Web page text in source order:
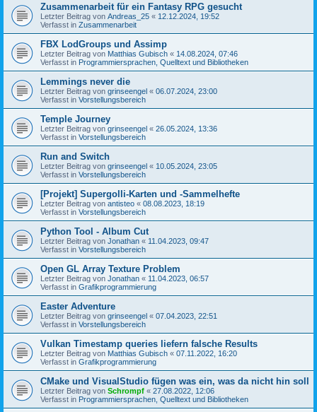
Zusammenarbeit für ein Fantasy RPG gesucht
Letzter Beitrag von Andreas_25 « 12.12.2024, 19:52
Verfasst in Zusammenarbeit
FBX LodGroups und Assimp
Letzter Beitrag von Matthias Gubisch « 14.08.2024, 07:46
Verfasst in Programmiersprachen, Quelltext und Bibliotheken
Lemmings never die
Letzter Beitrag von grinseengel « 06.07.2024, 23:00
Verfasst in Vorstellungsbereich
Temple Journey
Letzter Beitrag von grinseengel « 26.05.2024, 13:36
Verfasst in Vorstellungsbereich
Run and Switch
Letzter Beitrag von grinseengel « 10.05.2024, 23:05
Verfasst in Vorstellungsbereich
[Projekt] Supergolli-Karten und -Sammelhefte
Letzter Beitrag von antisteo « 08.08.2023, 18:19
Verfasst in Vorstellungsbereich
Python Tool - Album Cut
Letzter Beitrag von Jonathan « 11.04.2023, 09:47
Verfasst in Vorstellungsbereich
Open GL Array Texture Problem
Letzter Beitrag von Jonathan « 11.04.2023, 06:57
Verfasst in Grafikprogrammierung
Easter Adventure
Letzter Beitrag von grinseengel « 07.04.2023, 22:51
Verfasst in Vorstellungsbereich
Vulkan Timestamp queries liefern falsche Results
Letzter Beitrag von Matthias Gubisch « 07.11.2022, 16:20
Verfasst in Grafikprogrammierung
CMake und VisualStudio fügen was ein, was da nicht hin soll
Letzter Beitrag von Schrompf « 27.08.2022, 12:06
Verfasst in Programmiersprachen, Quelltext und Bibliotheken